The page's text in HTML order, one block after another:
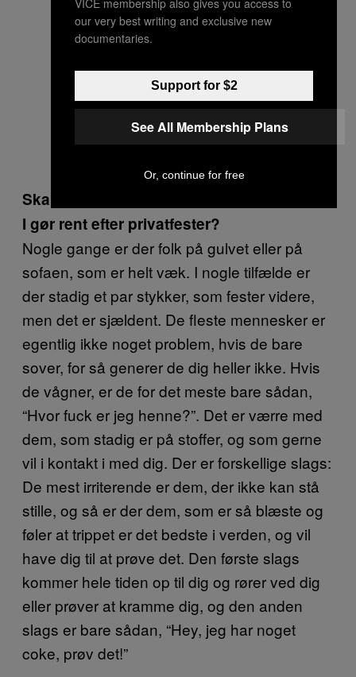
Skal I også håndtere fulde mennesker, når
I gør rent efter privatfester?
Nogle gange er der folk på gulvet eller på
sofaen, som er helt væk. I nogle tilfælde er
der stadig et par stykker, som fester videre,
men det er sjældent. De fleste mennesker er
egentlig ikke noget problem, hvis de bare
sover, for så generer de dig heller ikke. Hvis
de vågner, er de for det meste bare sådan,
“Hvor fuck er jeg henne?”. Det er værre med
dem, som stadig er på stoffer, og som gerne
vil i kontakt i med dig. Der er forskellige slags:
De mest irriterende er dem, der ikke kan stå
stille, og så er der dem, som er så blæste og
føler at trippet er det bedste i verden, og vil
have dig til at prøve det. Den første slags
kommer hele tiden op til dig og rører ved dig
eller prøver at kramme dig, og den anden
slags er bare sådan, “Hey, jeg har noget
coke, prøv det!”
our very best writing and exclusive new
documentaries.
Support for $2
See All Membership Plans
Or, continue for free